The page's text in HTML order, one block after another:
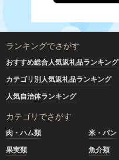
ランキングでさがす
おすすめ総合人気返礼品ランキング
カテゴリ別人気返礼品ランキング
人気自治体ランキング
カテゴリでさがす
肉・ハム類 米・パン
果実類
魚介類